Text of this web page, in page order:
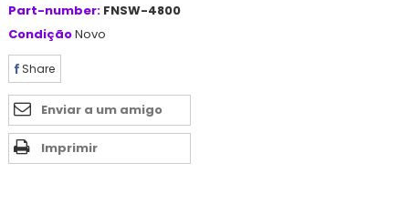
Part-number: FNSW-4800
CondiçãoNovo
Share
Enviar a um amigo
Imprimir